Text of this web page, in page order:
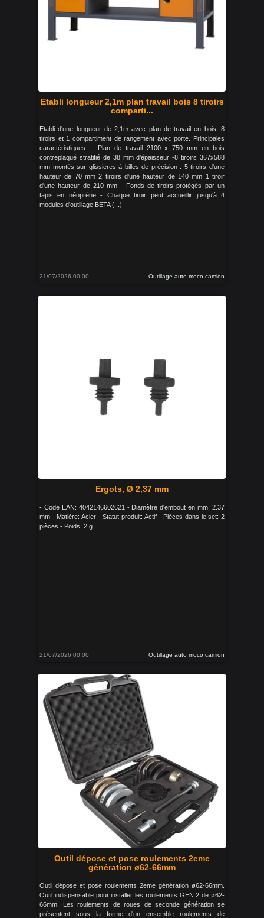
Etabli longueur 2,1m plan travail bois 8 tiroirs
comparti...
Etabli d'une longueur de 2,1m avec plan de travail en bois, 8
tiroirs et 1 compartiment de rangement avec porte. Principales
caractéristiques : -Plan de travail 2100 x 750 mm en bois
contreplaqué stratifié de 38 mm d'épaisseur -8 tiroirs 367x588
mm montés sur glissières à billes de précision : 5 tiroirs d'une
hauteur de 70 mm 2 tiroirs d'une hauteur de 140 mm 1 tiroir
d'une hauteur de 210 mm - Fonds de tiroirs protégés par un
tapis en néoprène - Chaque tiroir peut accueillir jusqu'à 4
modules d'outillage BETA (...)
21/07/2026 00:00 Outillage auto moco camion
Ergots, Ø 2,37 mm
- Code EAN: 4042146602621 - Diamètre d'embout en mm: 2.37
mm - Matière: Acier - Statut produit: Actif - Pièces dans le set: 2
pièces - Poids: 2 g
21/07/2026 00:00 Outillage auto moco camion
Outil dépose et pose roulements 2eme
génération ø62-66mm
Outil dépose et pose roulements 2eme génération ø62-66mm.
Outil indispensable pour installer les roulements GEN 2 de ø62-
66mm. Les roulements de roues de seconde génération se
présentent sous la forme d'un ensemble roulements de